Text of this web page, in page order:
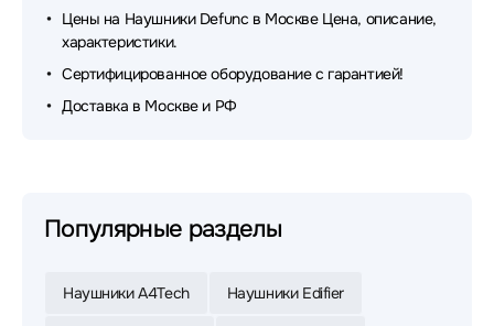
Цены на Наушники Defunc в Москве Цена, описание,
характеристики.
Сертифицированное оборудование с гарантией!
Доставка в Москве и РФ
Популярные разделы
Наушники A4Tech Наушники Edifier